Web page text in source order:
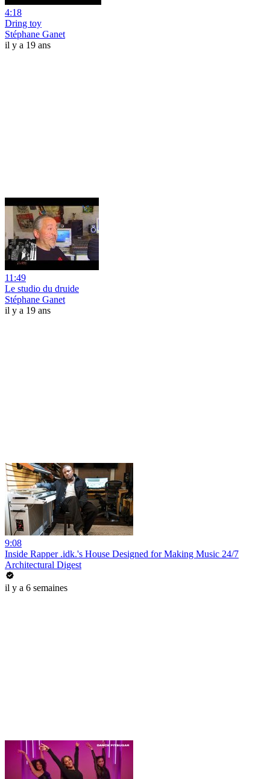
4:18
Dring toy
Stéphane Ganet
il y a 19 ans
11:49
Le studio du druide
Stéphane Ganet
il y a 19 ans
9:08
Inside Rapper .idk.'s House Designed for Making Music 24/7
Architectural Digest
il y a 6 semaines